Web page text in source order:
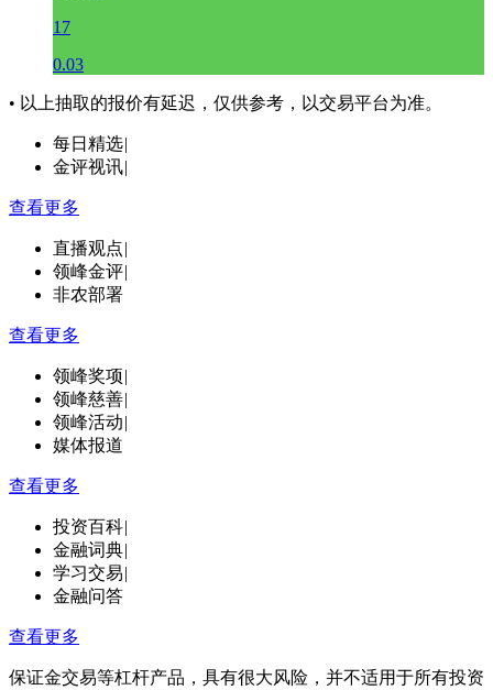
17
0.03
• 以上抽取的报价有延迟，仅供参考，以交易平台为准。
每日精选|
金评视讯|
查看更多
直播观点|
领峰金评|
非农部署
查看更多
领峰奖项|
领峰慈善|
领峰活动|
媒体报道
查看更多
投资百科|
金融词典|
学习交易|
金融问答
查看更多
保证金交易等杠杆产品，具有很大风险，并不适用于所有投资